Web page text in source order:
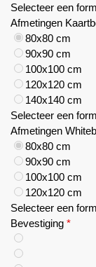
Selecteer een
Afmetingen
80x80 cm
90x90 cm
100x100 cm
120x120 cm
140x140 cm
Selecteer een
Afmetingen
80x80 cm
90x90 cm
100x100 cm
120x120 cm
Selecteer een
Bevestiging *